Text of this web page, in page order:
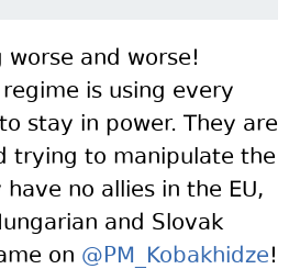
and worse!
is using every
stay in power. They are
trying to manipulate the
no allies in the EU,
and Slovak
on @PM_Kobakhidze!